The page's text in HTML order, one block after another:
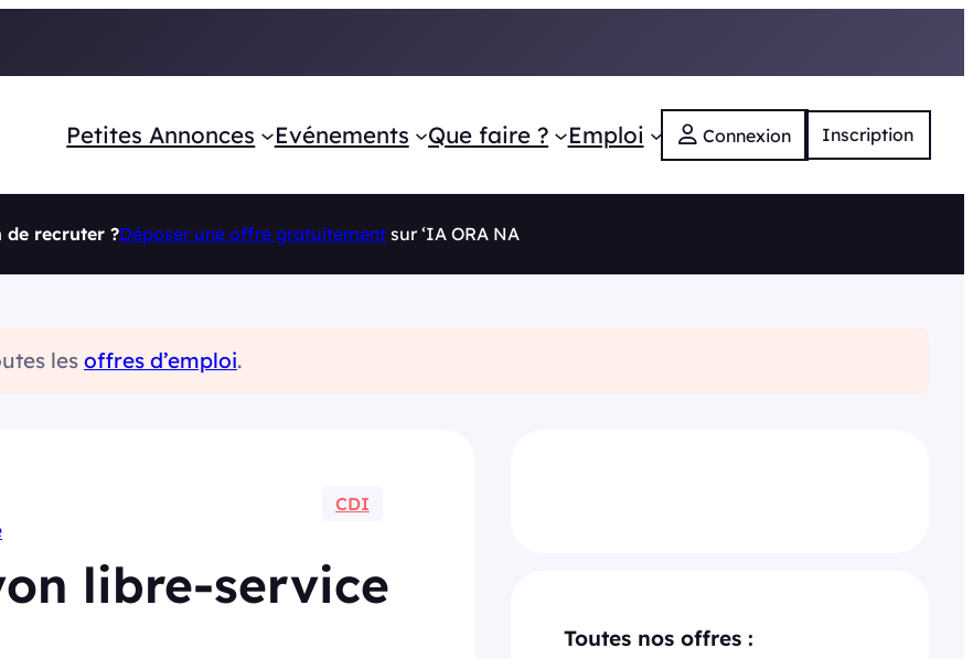
Petites Annonces Evénements Que faire ? Emploi Connexion Inscription
de recruter ?Déposer une offre gratuitement sur ‘IA ORA NA
les offres d’emploi.
CDI
libre-service
Toutes nos offres :